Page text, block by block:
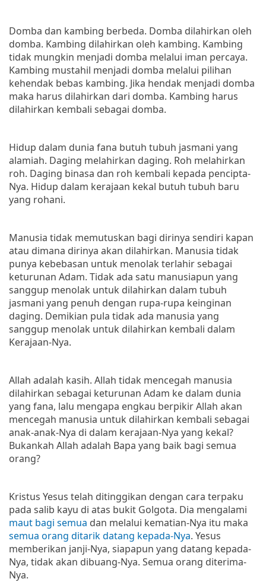
Domba dan kambing berbeda. Domba dilahirkan oleh
domba. Kambing dilahirkan oleh kambing. Kambing
tidak mungkin menjadi domba melalui iman percaya.
Kambing mustahil menjadi domba melalui pilihan
kehendak bebas kambing. Jika hendak menjadi domba
maka harus dilahirkan dari domba. Kambing harus
dilahirkan kembali sebagai domba.
Hidup dalam dunia fana butuh tubuh jasmani yang
alamiah. Daging melahirkan daging. Roh melahirkan
roh. Daging binasa dan roh kembali kepada pencipta-
Nya. Hidup dalam kerajaan kekal butuh tubuh baru
yang rohani.
Manusia tidak memutuskan bagi dirinya sendiri kapan
atau dimana dirinya akan dilahirkan. Manusia tidak
punya kebebasan untuk menolak terlahir sebagai
keturunan Adam. Tidak ada satu manusiapun yang
sanggup menolak untuk dilahirkan dalam tubuh
jasmani yang penuh dengan rupa-rupa keinginan
daging. Demikian pula tidak ada manusia yang
sanggup menolak untuk dilahirkan kembali dalam
Kerajaan-Nya.
Allah adalah kasih. Allah tidak mencegah manusia
dilahirkan sebagai keturunan Adam ke dalam dunia
yang fana, lalu mengapa engkau berpikir Allah akan
mencegah manusia untuk dilahirkan kembali sebagai
anak-anak-Nya di dalam kerajaan-Nya yang kekal?
Bukankah Allah adalah Bapa yang baik bagi semua
orang?
Kristus Yesus telah ditinggikan dengan cara terpaku
pada salib kayu di atas bukit Golgota. Dia mengalami
maut bagi semua dan melalui kematian-Nya itu maka
semua orang ditarik datang kepada-Nya. Yesus
memberikan janji-Nya, siapapun yang datang kepada-
Nya, tidak akan dibuang-Nya. Semua orang diterima-
Nya.